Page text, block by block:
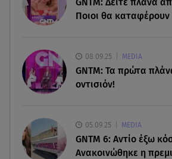
BYD: Στην 91η θέση της λίστας
500 για το 2026
08.08.26 , 17:45
Εριέττα Κούρκουλου: Η
για τα 33α γενέθλιά της
Νεκρή μεγαλόσωμη αρκούδα στην
πιθανόν από πυροβολισμό
Ποιοι θα καταφέρουν
08.09.25 MEDIA
GNTM: Τα πρώτα
οντισιόν!
05.09.25 MEDIA
GNTM 6: Αντίο έξω
Ανακοινώθηκε η